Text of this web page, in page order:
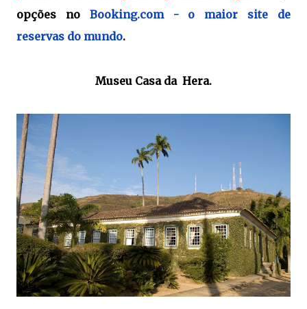
opções no Booking.com - o maior site de
reservas do mundo.
Museu Casa da Hera.